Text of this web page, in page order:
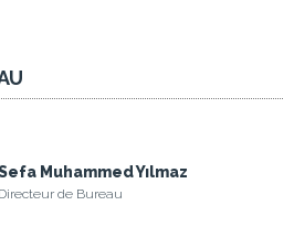
Muhammed Yılmaz
Directeur de Bureau